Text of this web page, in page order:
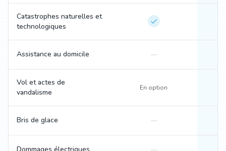
Catastrophes naturelles et
technologiques
Assistance au domicile
Vol et actes de
vandalisme
En option
Bris de glace